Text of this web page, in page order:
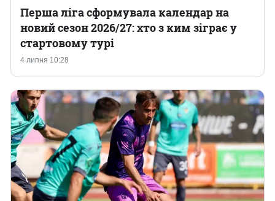
4 липня 10:28
Перша ліга сформувала календар на
новий сезон 2026/27: хто з ким зіграє у
стартовому турі